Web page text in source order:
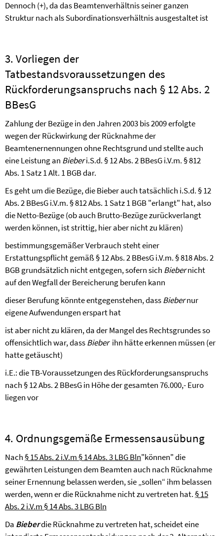
Dennoch (+), da das Beamtenverhältnis seiner ganzen
Struktur nach als Subordinationsverhältnis ausgestaltet ist
3. Vorliegen der
Tatbestandsvoraussetzungen des
Rückforderungsanspruchs nach § 12 Abs. 2
BBesG
Zahlung der Bezüge in den Jahren 2003 bis 2009 erfolgte
wegen der Rückwirkung der Rücknahme der
Beamtenernennungen ohne Rechtsgrund und stellte auch
eine Leistung an Bieberi.S.d. § 12 Abs. 2 BBesG i.V.m. § 812
Abs. 1 Satz 1 Alt. 1 BGB dar.
Es geht um die Bezüge, die Bieberauch tatsächlich i.S.d. § 12
Abs. 2 BBesG i.V.m. § 812 Abs. 1 Satz 1 BGB "erlangt" hat, also
die Netto-Bezüge (ob auch Brutto-Bezüge zurückverlangt
werden können, ist strittig, hier aber nicht zu klären)
bestimmungsgemäßer Verbrauch steht einer
Erstattungspflicht gemäß § 12 Abs. 2 BBesG i.V.m. § 818 Abs. 2
BGB grundsätzlich nicht entgegen, sofern sich Biebernicht
auf den Wegfall der Bereicherung berufen kann
dieser Berufung könnte entgegenstehen, dassBiebernur
eigene Aufwendungen erspart hat
ist aber nicht zu klären, da der Mangel des Rechtsgrundes so
offensichtlich war, dassBieber ihn hätte erkennen müssen (er
hatte getäuscht)
i.E.: die TB-Voraussetzungen des Rückforderungsanspruchs
nach § 12 Abs. 2 BBesG in Höhe der gesamten 76.000,- Euro
liegen vor
4. Ordnungsgemäße Ermessensausübung
Nach§ 15 Abs. 2 i.V.m § 14 Abs. 3 LBG Bln"können" die
gewährten Leistungen dem Beamten auch nach Rücknahme
seiner Ernennung belassen werden, sie „sollen“ ihm belassen
werden, wenn er die Rücknahme nicht zu vertreten hat.§ 15
Abs. 2 i.V.m § 14 Abs. 3 LBG Bln
Da Bieberdie Rücknahme zu vertreten hat, scheidet eine